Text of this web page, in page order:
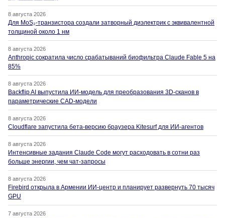
8 августа 2026
Для MoS₂-транзистора создали затворный диэлектрик с эквивалентной
толщиной около 1 нм
8 августа 2026
Anthropic сократила число срабатываний биофильтра Claude Fable 5 на
85%
8 августа 2026
Backflip AI выпустила ИИ-модель для преобразования 3D-сканов в
параметрические CAD-модели
8 августа 2026
Cloudflare запустила бета-версию браузера Kitesurf для ИИ-агентов
8 августа 2026
Интенсивные задания Claude Code могут расходовать в сотни раз
больше энергии, чем чат-запросы
8 августа 2026
Firebird открыла в Армении ИИ-центр и планирует развернуть 70 тысяч
GPU
7 августа 2026